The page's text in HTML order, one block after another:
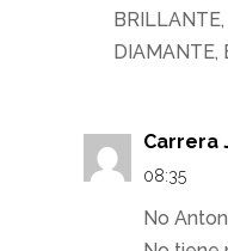
DIAMANTE,
Carrera
08:35
No